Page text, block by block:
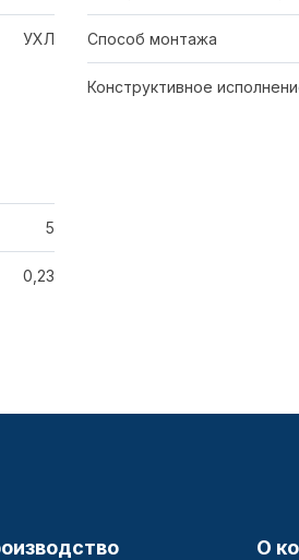
УХЛ Способ монтажа
Конструктивное
5
0,23
О